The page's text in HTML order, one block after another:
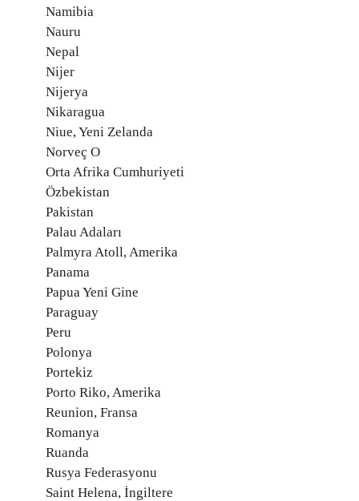
Namibia
Nauru
Nepal
Nijer
Nijerya
Nikaragua
Niue, Yeni Zelanda
Norveç O
Orta Afrika Cumhuriyeti
Özbekistan
Pakistan
Palau Adaları
Palmyra Atoll, Amerika
Panama
Papua Yeni Gine
Paraguay
Peru
Polonya
Portekiz
Porto Riko, Amerika
Reunion, Fransa
Romanya
Ruanda
Rusya Federasyonu
Saint Helena, İngiltere